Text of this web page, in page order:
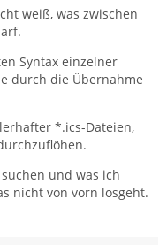
weiß, was zwischen
Syntax einzelner
durch die Übernahme
*.ics-Dateien,
und was ich
nicht von vorn losgeht.